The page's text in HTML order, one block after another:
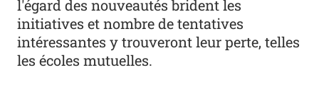
l'égard des nouveautés brident les
initiatives et nombre de tentatives
intéressantes y trouveront leur perte, telles
les écoles mutuelles.